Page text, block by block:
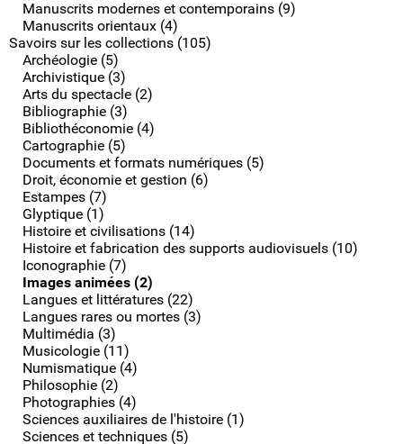
Manuscrits modernes et contemporains (9)
Manuscrits orientaux (4)
Savoirs sur les collections (105)
Archéologie (5)
Archivistique (3)
Arts du spectacle (2)
Bibliographie (3)
Bibliothéconomie (4)
Cartographie (5)
Documents et formats numériques (5)
Droit, économie et gestion (6)
Estampes (7)
Glyptique (1)
Histoire et civilisations (14)
Histoire et fabrication des supports audiovisuels (10)
Iconographie (7)
Images animées (2)
Langues et littératures (22)
Langues rares ou mortes (3)
Multimédia (3)
Musicologie (11)
Numismatique (4)
Philosophie (2)
Photographies (4)
Sciences auxiliaires de l'histoire (1)
Sciences et techniques (5)